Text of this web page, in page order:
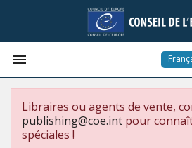

Libraires ou agents de vente,
publishing@coe.int pour
spéciales !